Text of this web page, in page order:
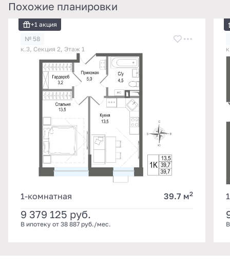
Похожие планировки
+1 акция
№ 58
к.3, Секция 2, Этаж 1
1-комнатная 39.7 м2
9 379 125 руб.
В ипотеку от 38 887 руб./мес.